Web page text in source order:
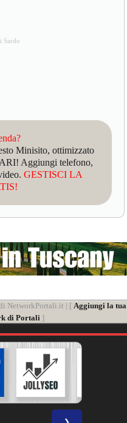
Sardo
Minisito, ottimizzato
Aggiungi telefono,
GESTISCI LA
NetworkPortali.it | [Aggiungi la tua
di Portali]